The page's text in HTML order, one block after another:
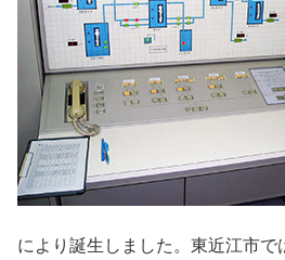
により誕生しました。東近江市で